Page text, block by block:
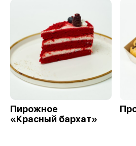
Пирожное
«Красный бархат»